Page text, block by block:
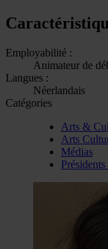
Employabilité :
Animateur de
Langues :
Néerlandais
Catégories
Arts &
Arts
Médias